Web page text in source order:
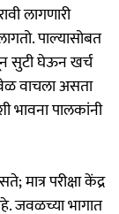
लागणारी
पाल्यासोबत
सुटी घेऊन खर्च
वेळ वाचला असता
पालकांनी
मात्र परीक्षा केंद्र
जवळच्या भागात